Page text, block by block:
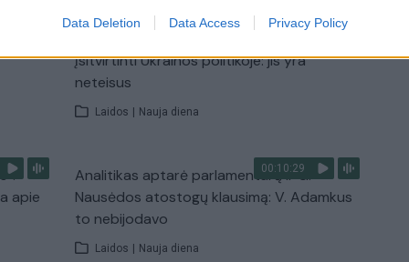
Data Deletion Data Access Privacy Policy
00:15:54
įsitvirtinti Ukrainos politikoje: jis yra
neteisus
Laidos | Nauja diena
apie
00:10:29
Analitikas aptarė parlamentarų ir G.
Nausėdos atostogų klausimą: V. Adamkus
to nebijodavo
Laidos | Nauja diena